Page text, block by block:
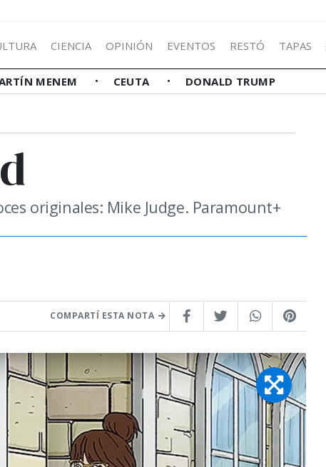
CIENCIA OPINIÓN EVENTOS RESTÓ TAPAS
MENEM CEUTA DONALD TRUMP
originales: Mike Judge. Paramount+
COMPARTÍ ESTA NOTA